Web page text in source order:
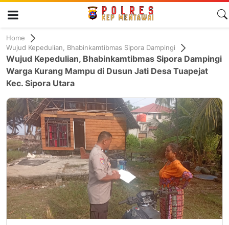
Home
Wujud Kepedulian, Bhabinkamtibmas Sipora Dampingi
Wujud Kepedulian, Bhabinkamtibmas Sipora Dampingi
Warga Kurang Mampu di Dusun Jati Desa Tuapejat
Kec. Sipora Utara